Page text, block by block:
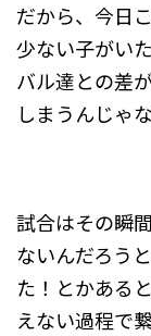
だから、今日
少ない子がい
バル達との差
しまうんじゃ
試合はその瞬
ないんだろう
た！とかある
えない過程で